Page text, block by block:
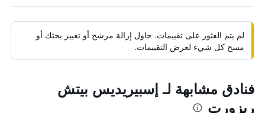
لم يتم العثور على تقييمات. حاول إزالة مرشح أو تغيير بحثك أو
مسح كل شيء لعرض التقييمات.
فنادق مشابهة لـ إسبيريديس بيتش
ريزورت